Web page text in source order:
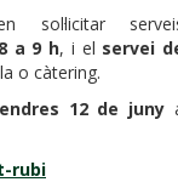
sol·licitar
8 a 9 h, i el servei
o càtering.
12 de juny
rubi